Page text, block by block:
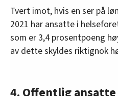
Tvert imot, hvis en ser på
2021 har ansatte i
som er 3,4 prosentpoeng
av dette skyldes riktignok